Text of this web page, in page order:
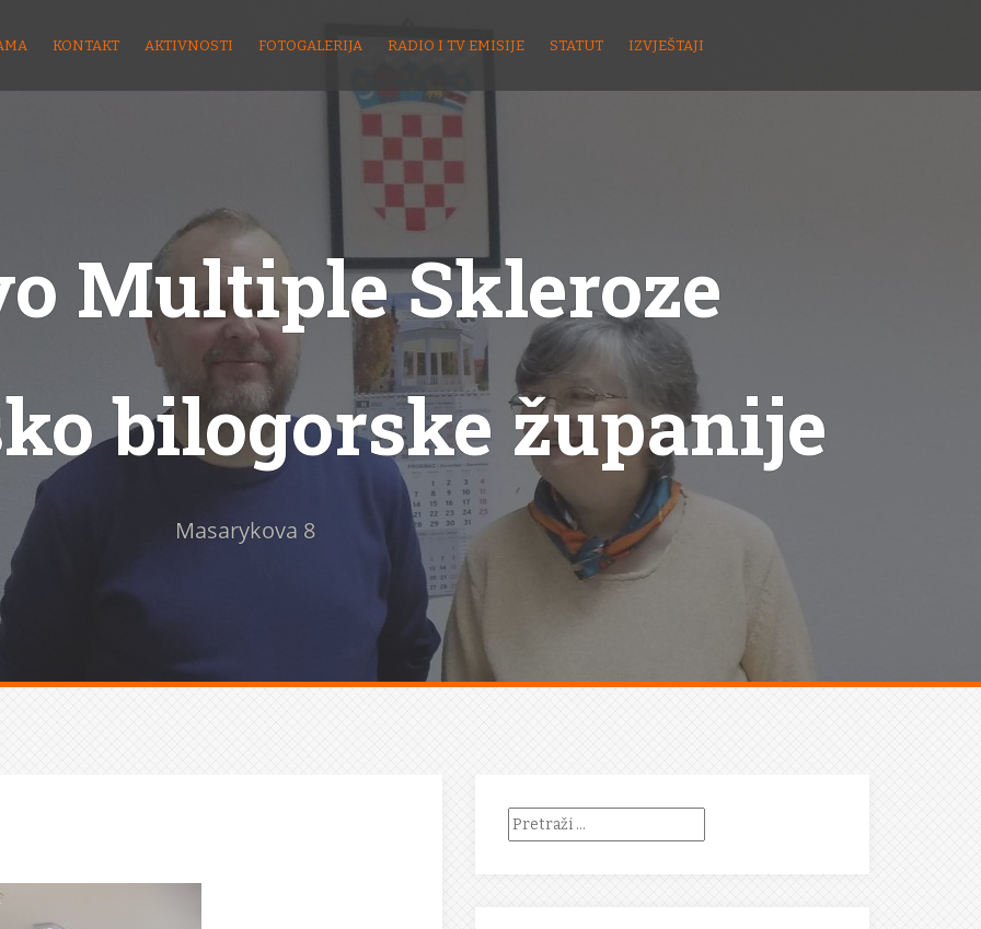
KONTAKT AKTIVNOSTI FOTOGALERIJA RADIO I TV EMISIJE STATUT IZVJEŠTAJI
Multiple Skleroze
bilogorske županije
Masarykova 8
Pretraži: